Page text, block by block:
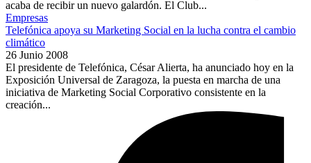
acaba de recibir un nuevo galardón. El Club...
Empresas
Telefónica apoya su Marketing Social en la lucha contra el cambio
climático
26 Junio 2008
El presidente de Telefónica, César Alierta, ha anunciado hoy en la
Exposición Universal de Zaragoza, la puesta en marcha de una
iniciativa de Marketing Social Corporativo consistente en la
creación...